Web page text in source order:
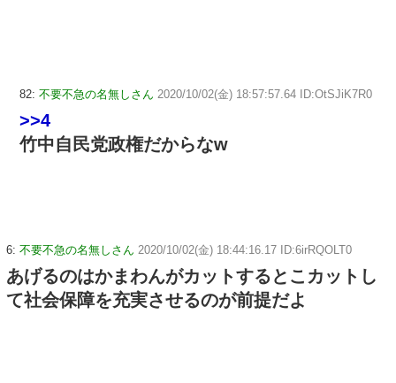
82: 不要不急の名無しさん 2020/10/02(金) 18:57:57.64 ID:OtSJiK7R0
>>4
竹中自民党政権だからなw
6: 不要不急の名無しさん 2020/10/02(金) 18:44:16.17 ID:6irRQOLT0
あげるのはかまわんがカットするとこカットし
て社会保障を充実させるのが前提だよ